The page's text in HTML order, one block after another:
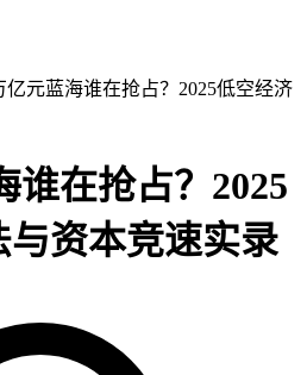
亿元蓝海谁在抢占？2025低空经济
谁在抢占？2025
资本竞速实录